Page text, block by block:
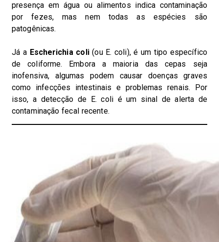
presença em água ou alimentos indica contaminação
por fezes, mas nem todas as espécies são
patogênicas.
Já a Escherichia coli(ou E. coli), é um tipo específico
de coliforme. Embora a maioria das cepas seja
inofensiva, algumas podem causar doenças graves
como infecções intestinais e problemas renais. Por
isso, a detecção de E. coli é um sinal de alerta de
contaminação fecal recente.